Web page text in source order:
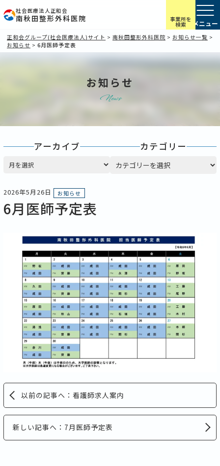
社会医療法人正和会
南秋田整形外科医院
正和会グループ(社会医療法人)サイト > 南秋田整形外科医院 > お知らせ一覧 >
お知らせ > 6月医師予定表
事業所を
検索
お知らせ
News
2026年5月26日 お知らせ
6月医師予定表
以前の記事へ：看護師求人案内
新しい記事へ：7月医師予定表
アーカイブ
ア
ー
イ
ブ
カテゴリー
カテゴリー